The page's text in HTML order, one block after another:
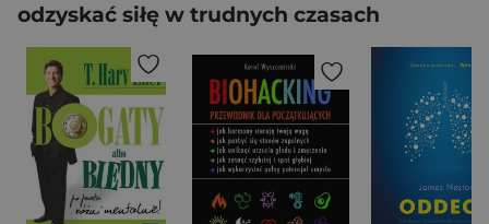
odzyskać siłę w trudnych czasach